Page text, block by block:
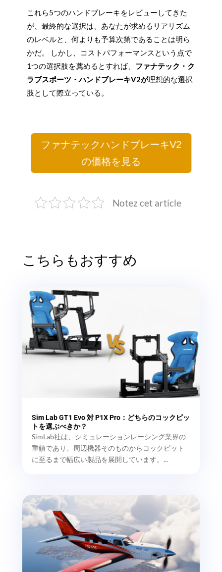
これら5つのハンドブレーキをレビューしてきた
が、最終的な選択は、あなたが求めるリアリズム
のレベルと、何よりも予算次第であることは明ら
かだ。 しかし、コストパフォーマンスという点で
1つの選択肢を薦めるとすれば、 ファナテック・ク
ラブスポーツ・ハンドブレーキV2が理想的な選択
肢として際立っている。
ファナテックハンドブレーキV2
の価格を見る
Notez cet article
こちらもおすすめ
Sim Lab GT1 Evo 対 P1X Pro：どちらのコックピッ
トを選ぶべきか？
SimLab社は、シミュレーションレーシング業界の
重鎮であり、周辺機器そのものからコックピット
に至るまで幅広い製品を展開しています。...